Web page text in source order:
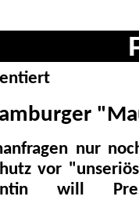
nur
vor
will